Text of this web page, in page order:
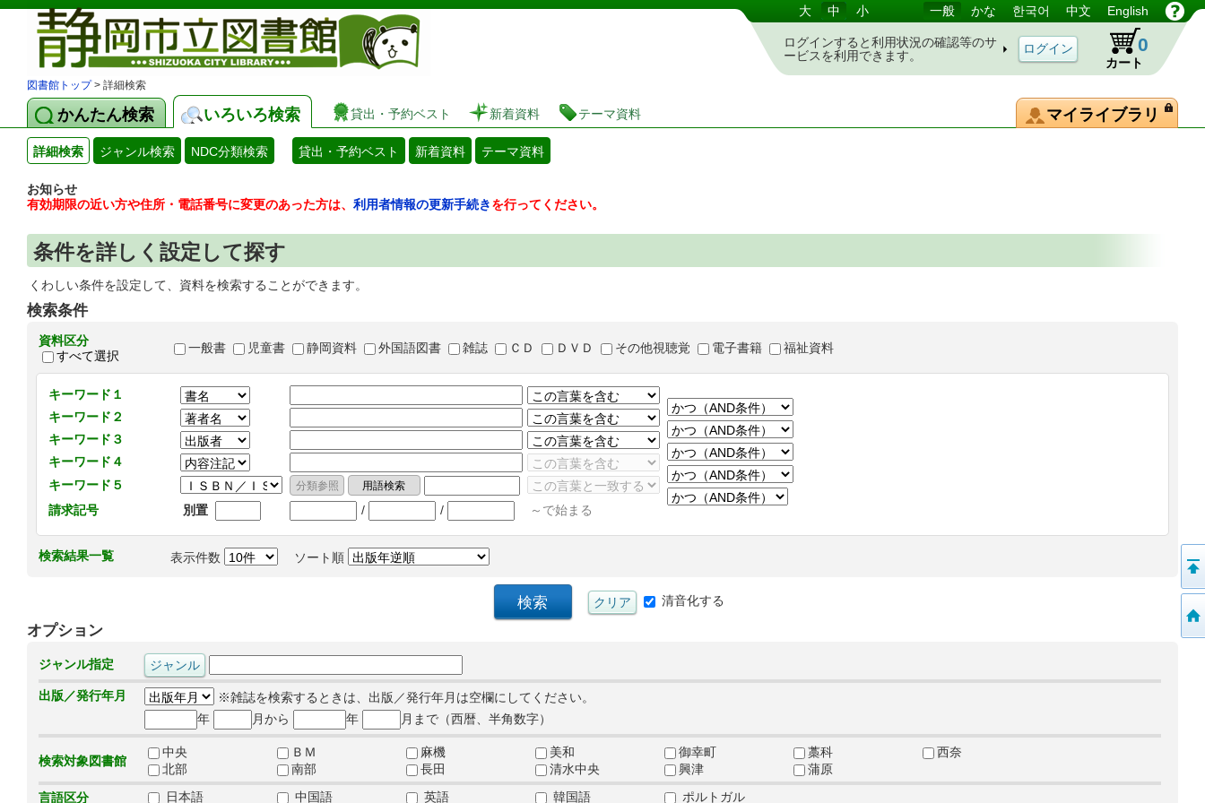
図書館 蔵書検索・予約システム 大 中 小 一般 かな 한국어 中文 English
ログインすると利用状況の確認等のサ
ービスを利用できます。
カート
0
図書館トップ> 詳細検索
かんたん検索 いろいろ検索 貸出・予約ベスト 新着資料 テーマ資料 マイライブラリ
詳細検索 ジャンル検索 NDC分類検索 貸出・予約ベスト 新着資料 テーマ資料
お知らせ
有効期限の近い方や住所・電話番号に変更のあった方は、 利用者情報の更新手続きを行ってください。
条件を詳しく設定して探す
くわしい条件を設定して、資料を検索することができます。
検索条件
資料区分
すべて選択
一般書 児童書 静岡資料 外国語図書 雑誌 ＣＤ ＤＶＤ その他視聴覚 電子書籍 福祉資料
キーワード１
キーワード２
キーワード３
キーワード４
キーワード５
請求記号
別置 / / ～で始まる
検索結果一覧 表示件数 ソート順
清音化する
オプション
ジャンル指定
出版／発行年月
※雑誌を検索するときは、出版／発行年月は空欄にしてください。
年
月から 年 月まで（西暦、半角数字）
検索対象図書館
中央 ＢＭ 麻機 美和 御幸町 藁科
西奈
北部
南部 長田 清水中央 興津
蒲原
言語区分
日本語 中国語 英語 韓国語 ポルトガル